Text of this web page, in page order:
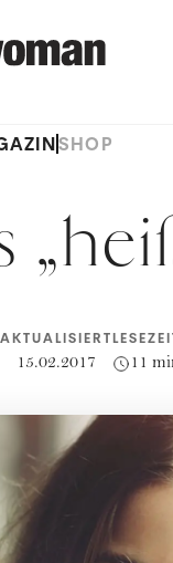
SHOP
AKTUALISIERT
15.02.2017 11